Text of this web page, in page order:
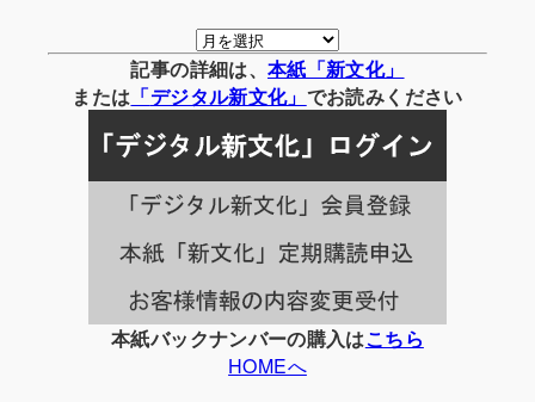
月
別
の
事
一
覧
記事の詳細は、 本紙「新文化」
または 「デジタル新文化」 でお読みください
本紙バックナンバーの購入はこちら
HOMEへ